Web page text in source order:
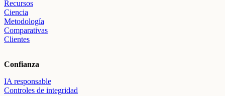
Recursos
Ciencia
Metodología
Comparativas
Clientes
Confianza
IA responsable
Controles de integridad